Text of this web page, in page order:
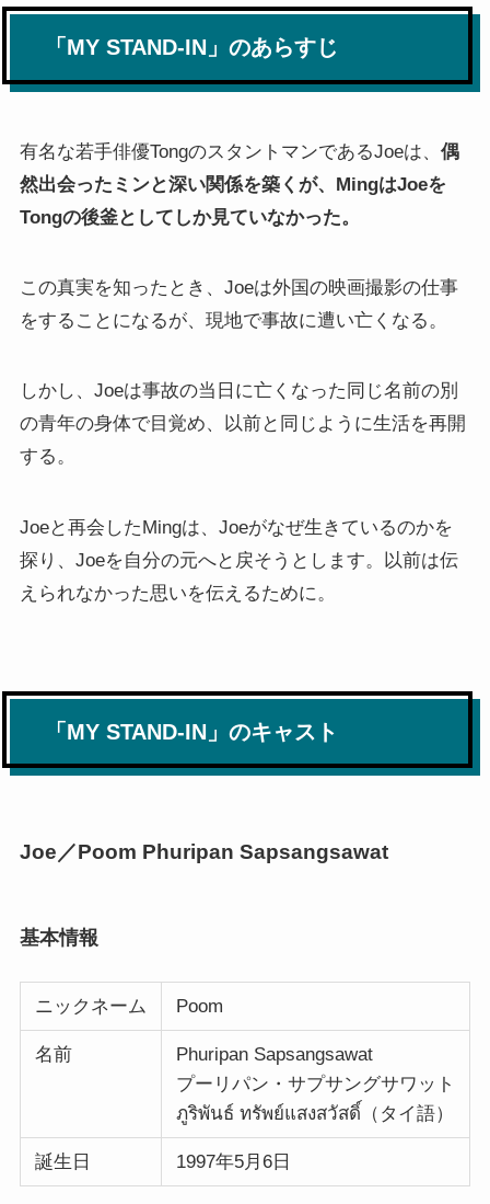
「MY STAND-IN」のあらすじ
有名な若手俳優TongのスタントマンであるJoeは、 偶
然出会ったミンと深い関係を築くが、MingはJoeを
Tongの後釜としてしか見ていなかった。
この真実を知ったとき、Joeは外国の映画撮影の仕事
をすることになるが、現地で事故に遭い亡くなる。
しかし、Joeは事故の当日に亡くなった同じ名前の別
の青年の身体で目覚め、以前と同じように生活を再開
する。
Joeと再会したMingは、Joeがなぜ生きているのかを
探り、Joeを自分の元へと戻そうとします。以前は伝
えられなかった思いを伝えるために。
「MY STAND-IN」のキャスト
Joe／Poom Phuripan Sapsangsawat
基本情報
ニックネーム Poom
名前
Phuripan Sapsangsawat
プーリパン・サプサングサワット
ภูริพันธ์ ทรัพย์แสงสวัสดิ์（タイ語）
誕生日 1997年5月6日